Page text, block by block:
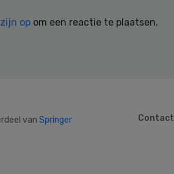
op om een reactie te plaatsen.
van Springer
Contact